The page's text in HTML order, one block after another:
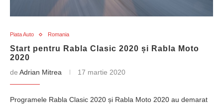
Piata Auto Romania
Start pentru Rabla Clasic 2020 și Rabla Moto
2020
de Adrian Mitrea 17 martie 2020
Programele Rabla Clasic 2020 și Rabla Moto 2020 au demarat